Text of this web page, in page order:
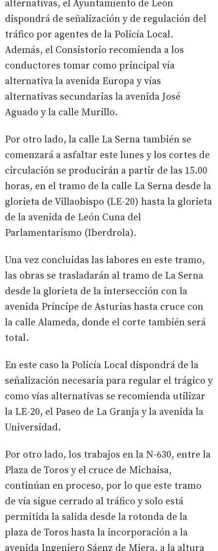
alternativas, el Ayuntamiento de León
dispondrá de señalización y de regulación del
tráfico por agentes de la Policía Local.
Además, el Consistorio recomienda a los
conductores tomar como principal vía
alternativa la avenida Europa y vías
alternativas secundarias la avenida José
Aguado y la calle Murillo.
Por otro lado, la calle La Serna también se
comenzará a asfaltar este lunes y los cortes de
circulación se producirán a partir de las 15.00
horas, en el tramo de la calle La Serna desde la
glorieta de Villaobispo (LE-20) hasta la glorieta
de la avenida de León Cuna del
Parlamentarismo (Iberdrola).
Una vez concluidas las labores en este tramo,
las obras se trasladarán al tramo de La Serna
desde la glorieta de la intersección con la
avenida Príncipe de Asturias hasta cruce con
la calle Alameda, donde el corte también será
total.
En este caso la Policía Local dispondrá de la
señalización necesaria para regular el trágico y
como vías alternativas se recomienda utilizar
la LE-20, el Paseo de La Granja y la avenida la
Universidad.
Por otro lado, los trabajos en la N-630, entre la
Plaza de Toros y el cruce de Michaisa,
continúan en proceso, por lo que este tramo
de vía sigue cerrado al tráfico y solo está
permitida la salida desde la rotonda de la
plaza de Toros hasta la incorporación a la
avenida Ingeniero Sáenz de Miera, a la altura